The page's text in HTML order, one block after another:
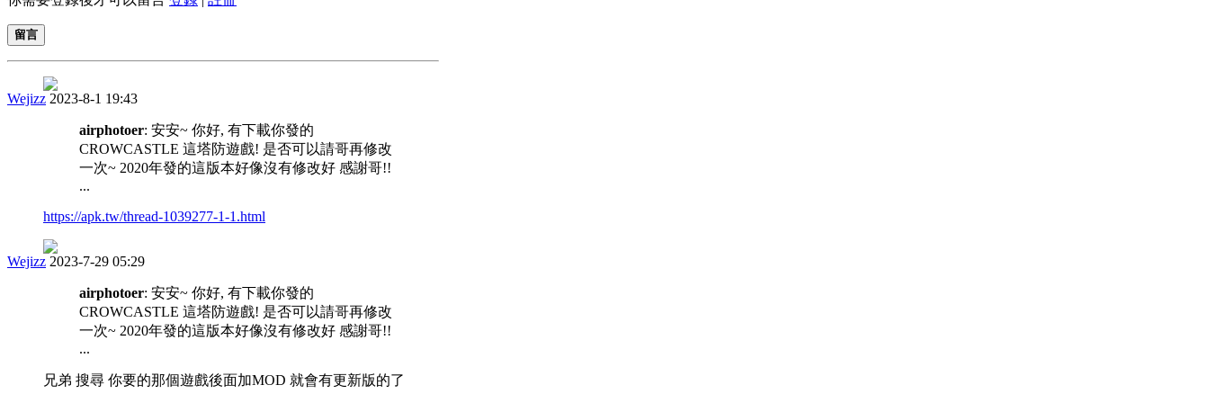
留言
Wejizz 2023-8-1 19:43
airphotoer: 安安~ 你好, 有下載你發的
CROWCASTLE 這塔防遊戲! 是否可以請哥再修改
一次~ 2020年發的這版本好像沒有修改好 感謝哥!!
...
https://apk.tw/thread-1039277-1-1.html
Wejizz 2023-7-29 05:29
airphotoer: 安安~ 你好, 有下載你發的
CROWCASTLE 這塔防遊戲! 是否可以請哥再修改
一次~ 2020年發的這版本好像沒有修改好 感謝哥!!
...
兄弟 搜尋 你要的那個遊戲後面加MOD 就會有更新版的了